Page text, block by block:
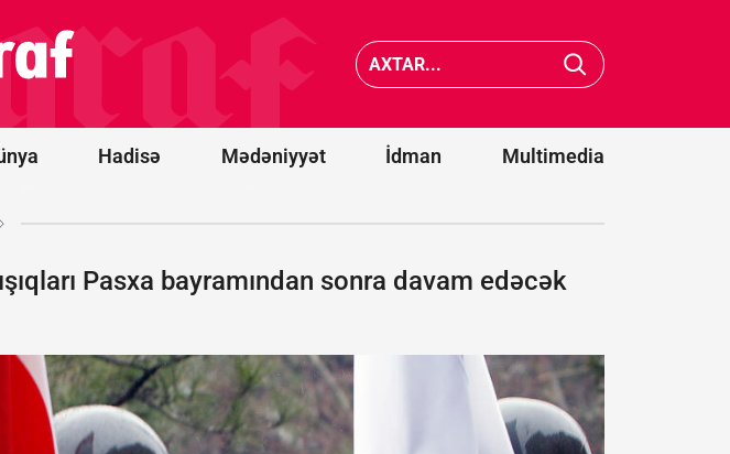
Hadisə Mədəniyyət İdman Multimedia
Xocavənddə
traktor
düşdü
Pasxa bayramından sonra davam edəcək